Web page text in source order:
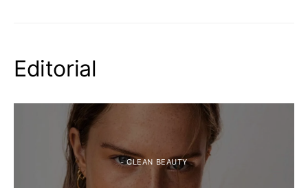
Editorial
- CLEAN BEAUTY